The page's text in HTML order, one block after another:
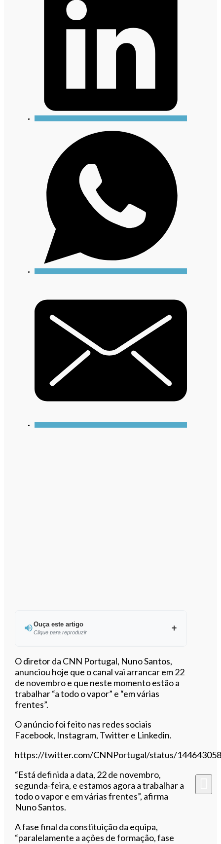
Ouça este artigo
Clique para reproduzir
Ouvir este artigo
O diretor da CNN Portugal, Nuno Santos,
anunciou hoje que o canal vai arrancar em 22
de novembro e que neste momento estão a
trabalhar “a todo o vapor” e “em várias
frentes”.
O anúncio foi feito nas redes sociais
Facebook, Instagram, Twitter e Linkedin.
https://twitter.com/CNNPortugal/status/
“Está definida a data, 22 de novembro,
segunda-feira, e estamos agora a trabalhar a
todo o vapor e em várias frentes”, afirma
Nuno Santos.
A fase final da constituição da equipa,
“paralelamente a ações de formação, fase